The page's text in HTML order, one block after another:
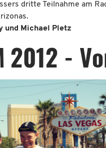
dritte Teilnahme am
und Michael Pletz
2012 -